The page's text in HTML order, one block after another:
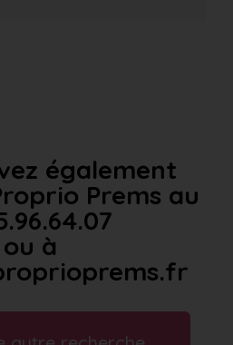
également
Prems au
ou à